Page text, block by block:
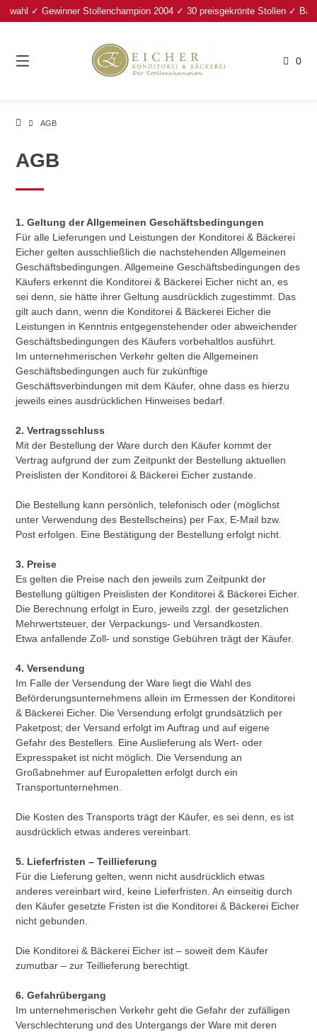
Springe
zum
✓ Gewinner Stollenchampion 2004 ✓ 30 preisgekrönte Stollen ✓
0
AGB
AGB
1. Geltung der Allgemeinen Geschäftsbedingungen
Für alle Lieferungen und Leistungen der Konditorei & Bäckerei
Eicher gelten ausschließlich die nachstehenden Allgemeinen
Geschäftsbedingungen. Allgemeine Geschäftsbedingungen des
Käufers erkennt die Konditorei & Bäckerei Eicher nicht an, es
sei denn, sie hätte ihrer Geltung ausdrücklich zugestimmt. Das
gilt auch dann, wenn die Konditorei & Bäckerei Eicher die
Leistungen in Kenntnis entgegenstehender oder abweichender
Geschäftsbedingungen des Käufers vorbehaltlos ausführt.
Im unternehmerischen Verkehr gelten die Allgemeinen
Geschäftsbedingungen auch für zukünftige
Geschäftsverbindungen mit dem Käufer, ohne dass es hierzu
jeweils eines ausdrücklichen Hinweises bedarf.
2. Vertragsschluss
Mit der Bestellung der Ware durch den Käufer kommt der
Vertrag aufgrund der zum Zeitpunkt der Bestellung aktuellen
Preislisten der Konditorei & Bäckerei Eicher zustande.
Die Bestellung kann persönlich, telefonisch oder (möglichst
unter Verwendung des Bestellscheins) per Fax, E-Mail bzw.
Post erfolgen. Eine Bestätigung der Bestellung erfolgt nicht.
3. Preise
Es gelten die Preise nach den jeweils zum Zeitpunkt der
Bestellung gültigen Preislisten der Konditorei & Bäckerei Eicher.
Die Berechnung erfolgt in Euro, jeweils zzgl. der gesetzlichen
Mehrwertsteuer, der Verpackungs- und Versandkosten.
Etwa anfallende Zoll- und sonstige Gebühren trägt der Käufer.
4. Versendung
Im Falle der Versendung der Ware liegt die Wahl des
Beförderungsunternehmens allein im Ermessen der Konditorei
& Bäckerei Eicher. Die Versendung erfolgt grundsätzlich per
Paketpost; der Versand erfolgt im Auftrag und auf eigene
Gefahr des Bestellers. Eine Auslieferung als Wert- oder
Expresspaket ist nicht möglich. Die Versendung an
Großabnehmer auf Europaletten erfolgt durch ein
Transportunternehmen.
Die Kosten des Transports trägt der Käufer, es sei denn, es ist
ausdrücklich etwas anderes vereinbart.
5. Lieferfristen – Teillieferung
Für die Lieferung gelten, wenn nicht ausdrücklich etwas
anderes vereinbart wird, keine Lieferfristen. An einseitig durch
den Käufer gesetzte Fristen ist die Konditorei & Bäckerei Eicher
nicht gebunden.
Die Konditorei & Bäckerei Eicher ist – soweit dem Käufer
zumutbar – zur Teillieferung berechtigt.
6. Gefahrübergang
Im unternehmerischen Verkehr geht die Gefahr der zufälligen
Verschlechterung und des Untergangs der Ware mit deren